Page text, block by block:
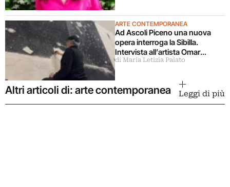
ARTE CONTEMPORANEA
Ad Ascoli Piceno una nuova
opera interroga la Sibilla.
Intervista all’artista Omar
Galliani
di Maria Letizia Paiato
Altri articoli di: arte contemporanea Leggi di più